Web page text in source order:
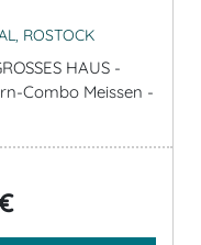
ROSTOCK
HAUS -
Combo Meissen -